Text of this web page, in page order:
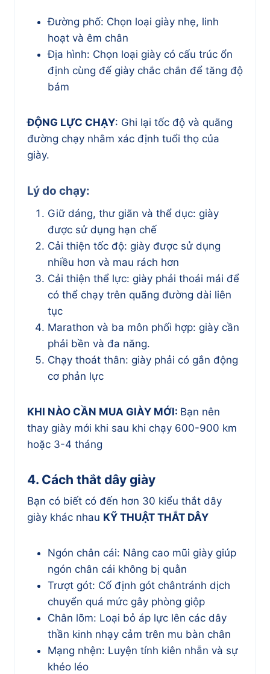
Đường phố: Chọn loại giày nhẹ, linh
hoạt và êm chân
Địa hình: Chọn loại giày có cấu trúc ổn
định cùng đế giày chắc chắn để tăng độ
bám
ĐỘNG LỰC CHẠY: Ghi lại tốc độ và quãng
đường chạy nhằm xác định tuổi thọ của
giày.
Lý do chạy:
Giữ dáng, thư giãn và thể dục: giày
được sử dụng hạn chế
Cải thiện tốc độ: giày được sử dụng
nhiều hơn và mau rách hơn
Cải thiện thể lực: giày phải thoái mái để
có thể chạy trên quãng đường dài liên
tục
Marathon và ba môn phối hợp: giày cần
phải bền và đa năng.
Chạy thoát thân: giày phải có gắn động
cơ phản lực
KHI NÀO CẦN MUA GIÀY MỚI: Bạn nên
thay giày mới khi sau khi chạy 600-900 km
hoặc 3-4 tháng
4. Cách thắt dây giày
Bạn có biết có đến hơn 30 kiểu thắt dây
giày khác nhau KỸ THUẬT THẮT DÂY
Ngón chân cái: Nâng cao mũi giày giúp
ngón chân cái không bị quằn
Trượt gót: Cố định gót chântránh dịch
chuyển quá mức gây phòng giộp
Chân lõm: Loại bỏ áp lực lên các dây
thần kinh nhạy cảm trên mu bàn chân
Mạng nhện: Luyện tính kiên nhẫn và sự
khéo léo